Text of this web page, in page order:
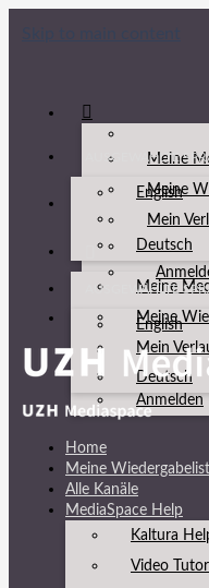
Meine
Meine
Mein
AUSGEWÄHLTE
English
Deutsch
Meine
Meine
Mein
Anmelden
AUSGEWÄHLTE
English
Deutsch
Home
Meine
Alle Kanäle
MediaSpace Help
Kaltura
Video